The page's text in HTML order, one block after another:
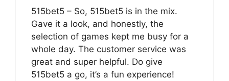
515bet5 – So, 515bet5 is in the mix.
Gave it a look, and honestly, the
selection of games kept me busy for a
whole day. The customer service was
great and super helpful. Do give
515bet5 a go, it’s a fun experience!